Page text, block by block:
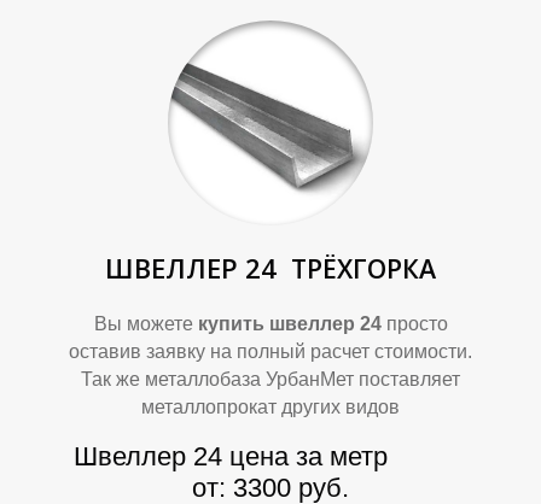
У
ШВЕЛЛЕР 24 ТРЁХГОРКА
Вы можете купить швеллер 24просто
оставив заявку на полный расчет стоимости.
Так же металлобаза УрбанМет поставляет
металлопрокат других видов
Швеллер 24 цена за метр
от: 3300 руб.
У